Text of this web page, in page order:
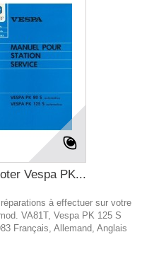
Vespa PK...
à effectuer sur votre
VA81T, Vespa PK 125 S
Français, Allemand, Anglais